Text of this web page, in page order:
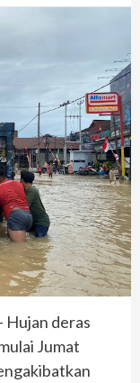
Hujan deras
Jumat